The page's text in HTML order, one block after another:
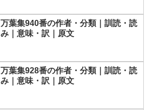
万葉集940番の作者・分類｜訓読・読
み｜意味・訳｜原文
万葉集928番の作者・分類｜訓読・読
み｜意味・訳｜原文